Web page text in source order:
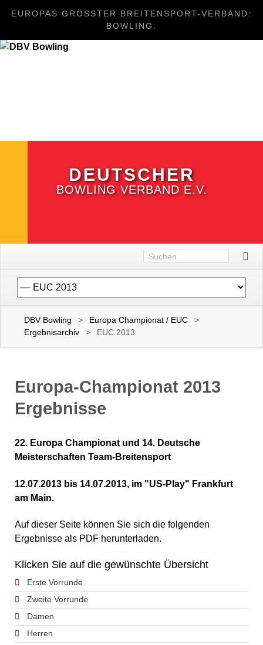
EUROPAS GRÖSSTER BREITENSPORT-VERBAND: B
OWLING.
DEUTSCHER
BOWLING VERBAND E.V.
Navigation
überspringen
DBV Bowling
Europa Championat / EUC
Ergebnisarchiv
EUC 2013
Europa-Championat 2013
Ergebnisse
22. Europa Championat und 14. Deutsche
Meisterschaften Team-Breitensport
12.07.2013 bis 14.07.2013, im "US-Play" Frankfurt
am Main.
Auf dieser Seite können Sie sich die folgenden
Ergebnisse als PDF herunterladen.
Klicken Sie auf die gewünschte Übersicht
Erste Vorrunde
Zweite Vorrunde
Damen
Herren